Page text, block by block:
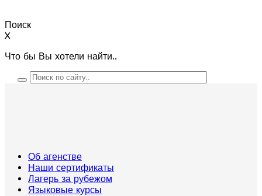
Поиск
X
Что бы Вы хотели найти..
Об агенстве
Наши сертификаты
Лагерь за рубежом
Языковые курсы